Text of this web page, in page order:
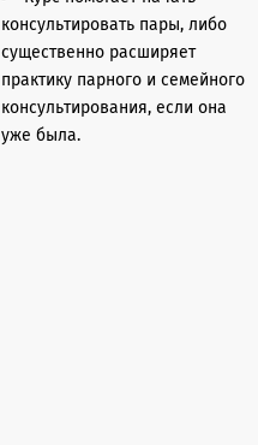
консультировать пары, либо
существенно расширяет
практику парного и семейного
консультирования, если она
уже была.